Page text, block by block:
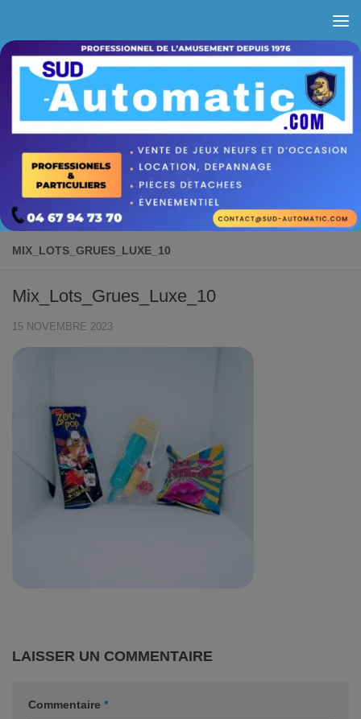
MIX_LOTS_GRUES_LUXE_10
Mix_Lots_Grues_Luxe_10
15 NOVEMBRE 2023
LAISSER UN COMMENTAIRE
Commentaire *